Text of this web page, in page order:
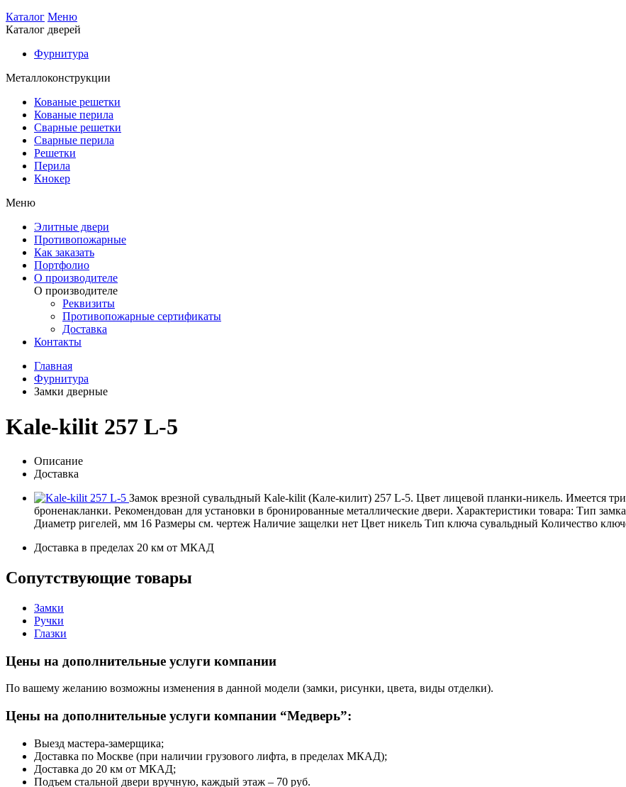
Каталог Меню
Каталог дверей
Фурнитура
Металлоконструкции
Кованые решетки
Кованые перила
Сварные решетки
Сварные перила
Решетки
Перила
Кнокер
Меню
Элитные двери
Противопожарные
Как заказать
Портфолио
О производителе
О производителе
Реквизиты
Противопожарные сертификаты
Доставка
Контакты
Главная
Фурнитура
Замки дверные
Kale-kilit 257 L-5
Описание
Доставка
Замок врезной сувальдный Kale-kilit (Кале-килит) 257 L-5. Цвет лицевой планки-никель. Имеется
броненакланки. Рекомендован для установки в бронированные металлические двери. Характеристики товара: Тип
Диаметр ригелей, мм 16 Размеры см. чертеж Наличие защелки нет Цвет никель Тип ключа сувальдный Количество
Доставка в пределах 20 км от МКАД
Сопутствующие товары
Замки
Ручки
Глазки
Цены на дополнительные услуги компании
По вашему желанию возможны изменения в данной модели (замки, рисунки, цвета, виды отделки).
Цены на дополнительные услуги компании “Медверь”:
Выезд мастера-замерщика;
Доставка по Москве (при наличии грузового лифта, в пределах МКАД);
Доставка до 20 км от МКАД;
Подъем стальной двери вручную, каждый этаж – 70 руб.